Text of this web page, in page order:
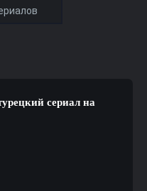
сериал на